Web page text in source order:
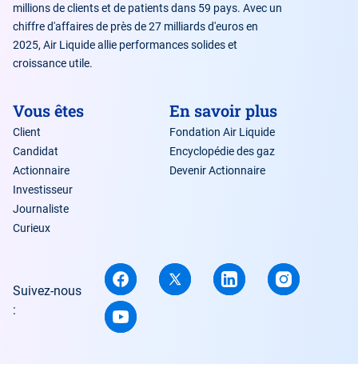
millions de clients et de patients dans 59 pays. Avec un
chiffre d'affaires de près de 27 milliards d'euros en
2025, Air Liquide allie performances solides et
croissance utile.
Vous êtes
Client
Candidat
Actionnaire
Investisseur
Journaliste
Curieux
En savoir plus
Fondation Air Liquide
Encyclopédie des gaz
Devenir Actionnaire
Suivez-nous
: